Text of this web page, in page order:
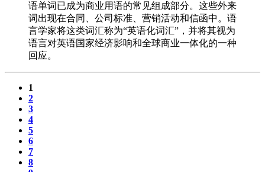
语单词已成为商业用语的常见组成部分。这些外来
词出现在合同、公司标准、营销活动和信函中。语
言学家将这类词汇称为“英语化词汇”，并将其视为
语言对英语国家经济影响和全球商业一体化的一种
回应。
1
2
3
4
5
6
7
8